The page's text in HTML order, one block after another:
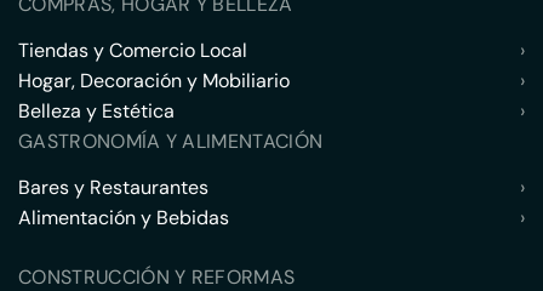
Tiendas y Comercio Local
›
Hogar, Decoración y Mobiliario
›
Belleza y Estética
›
GASTRONOMÍA Y ALIMENTACIÓN
Bares y Restaurantes
›
Alimentación y Bebidas
›
CONSTRUCCIÓN Y REFORMAS